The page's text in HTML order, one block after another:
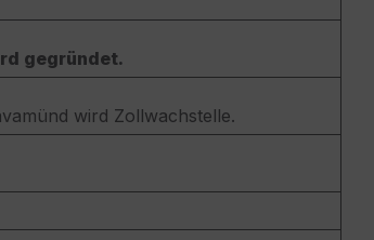
gegründet.
wird Zollwachstelle.